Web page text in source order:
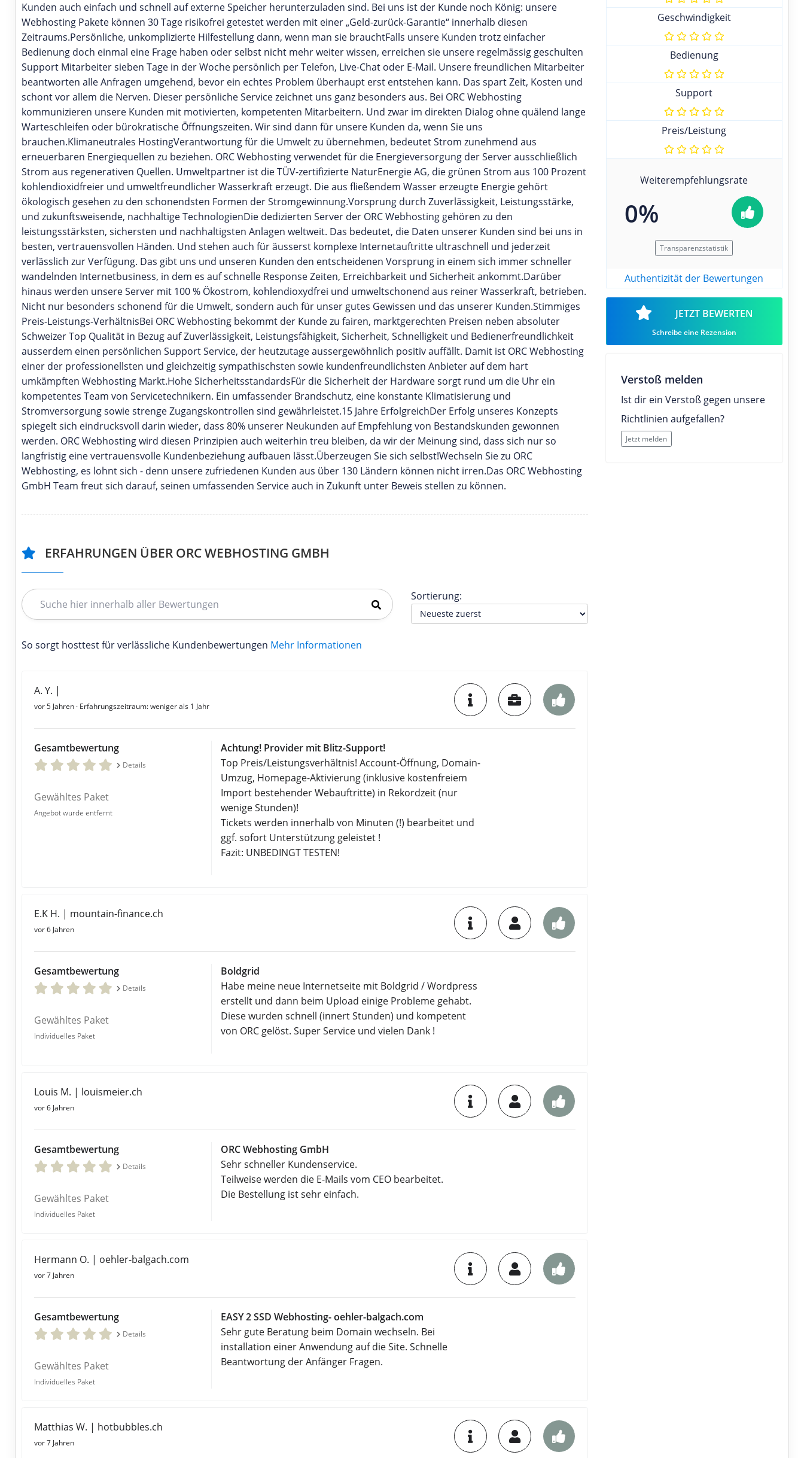
Kunden auch einfach und schnell auf externe Speicher herunterzuladen sind. Bei uns ist der Kunde noch König: unsere
Webhosting Pakete können 30 Tage risikofrei getestet werden mit einer „Geld-zurück-Garantie“ innerhalb diesen
Zeitraums.Persönliche, unkomplizierte Hilfestellung dann, wenn man sie brauchtFalls unsere Kunden trotz einfacher
Bedienung doch einmal eine Frage haben oder selbst nicht mehr weiter wissen, erreichen sie unsere regelmässig geschulten
Support Mitarbeiter sieben Tage in der Woche persönlich per Telefon, Live-Chat oder E-Mail. Unsere freundlichen Mitarbeiter
beantworten alle Anfragen umgehend, bevor ein echtes Problem überhaupt erst entstehen kann. Das spart Zeit, Kosten und
schont vor allem die Nerven. Dieser persönliche Service zeichnet uns ganz besonders aus. Bei ORC Webhosting
kommunizieren unsere Kunden mit motivierten, kompetenten Mitarbeitern. Und zwar im direkten Dialog ohne quälend lange
Warteschleifen oder bürokratische Öffnungszeiten. Wir sind dann für unsere Kunden da, wenn Sie uns
brauchen.Klimaneutrales HostingVerantwortung für die Umwelt zu übernehmen, bedeutet Strom zunehmend aus
erneuerbaren Energiequellen zu beziehen. ORC Webhosting verwendet für die Energieversorgung der Server ausschließlich
Strom aus regenerativen Quellen. Umweltpartner ist die TÜV-zertifizierte NaturEnergie AG, die grünen Strom aus 100 Prozent
kohlendioxidfreier und umweltfreundlicher Wasserkraft erzeugt. Die aus fließendem Wasser erzeugte Energie gehört
ökologisch gesehen zu den schonendsten Formen der Stromgewinnung.Vorsprung durch Zuverlässigkeit, Leistungsstärke,
und zukunftsweisende, nachhaltige TechnologienDie dedizierten Server der ORC Webhosting gehören zu den
leistungsstärksten, sichersten und nachhaltigsten Anlagen weltweit. Das bedeutet, die Daten unserer Kunden sind bei uns in
besten, vertrauensvollen Händen. Und stehen auch für äusserst komplexe Internetauftritte ultraschnell und jederzeit
verlässlich zur Verfügung. Das gibt uns und unseren Kunden den entscheidenen Vorsprung in einem sich immer schneller
wandelnden Internetbusiness, in dem es auf schnelle Response Zeiten, Erreichbarkeit und Sicherheit ankommt.Darüber
hinaus werden unsere Server mit 100 % Ökostrom, kohlendioxydfrei und umweltschonend aus reiner Wasserkraft, betrieben.
Nicht nur besonders schonend für die Umwelt, sondern auch für unser gutes Gewissen und das unserer Kunden.Stimmiges
Preis-Leistungs-VerhältnisBei ORC Webhosting bekommt der Kunde zu fairen, marktgerechten Preisen neben absoluter
Schweizer Top Qualität in Bezug auf Zuverlässigkeit, Leistungsfähigkeit, Sicherheit, Schnelligkeit und Bedienerfreundlichkeit
ausserdem einen persönlichen Support Service, der heutzutage aussergewöhnlich positiv auffällt. Damit ist ORC Webhosting
einer der professionellsten und gleichzeitig sympathischsten sowie kundenfreundlichsten Anbieter auf dem hart
umkämpften Webhosting Markt.Hohe SicherheitsstandardsFür die Sicherheit der Hardware sorgt rund um die Uhr ein
kompetentes Team von Servicetechnikern. Ein umfassender Brandschutz, eine konstante Klimatisierung und
Stromversorgung sowie strenge Zugangskontrollen sind gewährleistet.15 Jahre ErfolgreichDer Erfolg unseres Konzepts
spiegelt sich eindrucksvoll darin wieder, dass 80% unserer Neukunden auf Empfehlung von Bestandskunden gewonnen
werden. ORC Webhosting wird diesen Prinzipien auch weiterhin treu bleiben, da wir der Meinung sind, dass sich nur so
langfristig eine vertrauensvolle Kundenbeziehung aufbauen lässt.Überzeugen Sie sich selbst!Wechseln Sie zu ORC
Webhosting, es lohnt sich - denn unsere zufriedenen Kunden aus über 130 Ländern können nicht irren.Das ORC Webhosting
GmbH Team freut sich darauf, seinen umfassenden Service auch in Zukunft unter Beweis stellen zu können.
ERFAHRUNGEN ÜBER ORC WEBHOSTING GMBH
Sortierung:
So sorgt hosttest für verlässliche Kundenbewertungen Mehr Informationen
A. Y. |
vor 5 Jahren · Erfahrungszeitraum: weniger als 1 Jahr
Gesamtbewertung
Details
Gewähltes Paket
Angebot wurde entfernt
Achtung! Provider mit Blitz-Support!
Top Preis/Leistungsverhältnis! Account-Öffnung, Domain-
Umzug, Homepage-Aktivierung (inklusive kostenfreiem
Import bestehender Webauftritte) in Rekordzeit (nur
wenige Stunden)!
Tickets werden innerhalb von Minuten (!) bearbeitet und
ggf. sofort Unterstützung geleistet !
Fazit: UNBEDINGT TESTEN!
E.K H. | mountain-finance.ch
vor 6 Jahren
Gesamtbewertung
Details
Gewähltes Paket
Individuelles Paket
Boldgrid
Habe meine neue Internetseite mit Boldgrid / Wordpress
erstellt und dann beim Upload einige Probleme gehabt.
Diese wurden schnell (innert Stunden) und kompetent
von ORC gelöst. Super Service und vielen Dank !
Louis M. | louismeier.ch
vor 6 Jahren
Gesamtbewertung
Details
Gewähltes Paket
Individuelles Paket
ORC Webhosting GmbH
Sehr schneller Kundenservice.
Teilweise werden die E-Mails vom CEO bearbeitet.
Die Bestellung ist sehr einfach.
Hermann O. | oehler-balgach.com
vor 7 Jahren
Gesamtbewertung
Details
Gewähltes Paket
Individuelles Paket
EASY 2 SSD Webhosting- oehler-balgach.com
Sehr gute Beratung beim Domain wechseln. Bei
installation einer Anwendung auf die Site. Schnelle
Beantwortung der Anfänger Fragen.
Matthias W. | hotbubbles.ch
vor 7 Jahren
Geschwindigkeit
Bedienung
Support
Preis/Leistung
Weiterempfehlungsrate
0%
Transparenzstatistik
Authentizität der Bewertungen
JETZT BEWERTEN
Schreibe eine Rezension
Verstoß melden
Ist dir ein Verstoß gegen unsere
Richtlinien aufgefallen?
Jetzt melden